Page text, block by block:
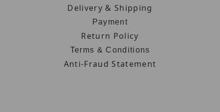
Delivery & Shipping
Payment
Return Policy
Terms & Conditions
Anti-Fraud Statement